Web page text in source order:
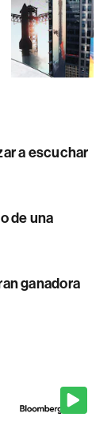
a escuchar
de una
ganadora